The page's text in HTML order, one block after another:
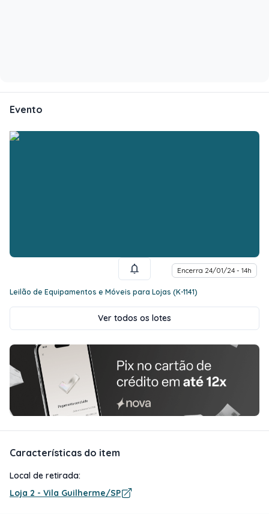
Evento
Encerra 24/01/24 - 14h
Leilão de Equipamentos e Móveis para Lojas (K-1141)
Ver todos os lotes
Características do item
Local de retirada:
Loja 2 - Vila Guilherme/SP